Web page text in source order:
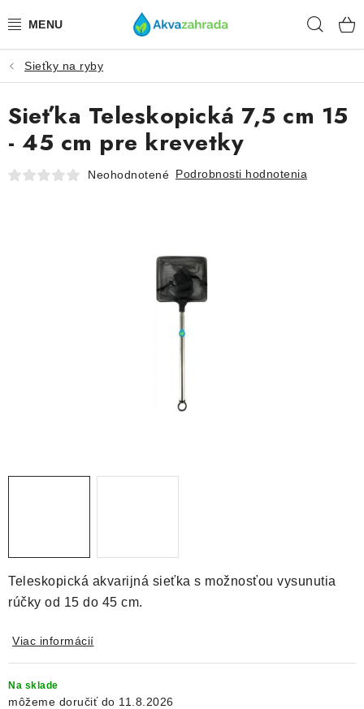
na
TECHNIKA
HNOJIVÁ
VODA
Sieťky na ryby
Teleskopická akvarijná sieťka s možnosťou vysunutia
rúčky od 15 do 45 cm.
Viac informácií
Na sklade
11.8.2026
Sieťka Teleskopická 7,5 cm 15
- 45 cm pre krevetky
Neohodnotené Podrobnosti hodnotenia